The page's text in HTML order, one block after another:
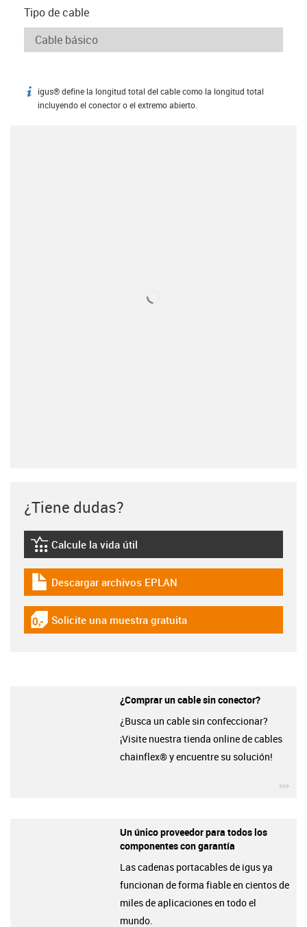
Tipo de cable
igus-icon-info
igus® define la longitud total del cable como la longitud total
incluyendo el conector o el extremo abierto.
¿Tiene dudas?
igus-icon-lebensdauerrechner
Calcule la vida útil
igus-icon-download-plan
Descargar archivos EPLAN
igus-icon-gratismuster
Solicite una muestra gratuita
¿Comprar un cable sin conector?
¿Busca un cable sin confeccionar?
¡Visite nuestra tienda online de cables
chainflex® y encuentre su solución!
Un único proveedor para todos los
componentes con garantía
Las cadenas portacables de igus ya
funcionan de forma fiable en cientos de
miles de aplicaciones en todo el
mundo.